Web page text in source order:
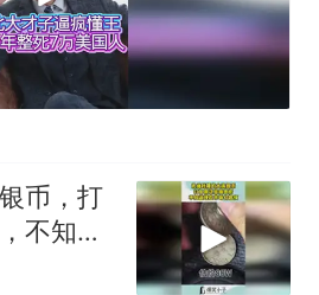
币，打
不知道